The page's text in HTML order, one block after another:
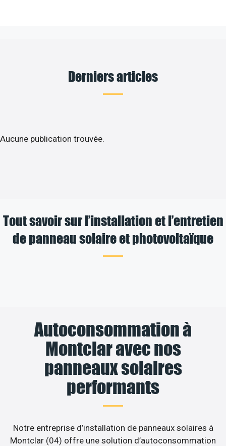
Derniers articles
Aucune publication trouvée.
Tout savoir sur l’installation et l’entretien
de panneau solaire et photovoltaïque
Autoconsommation à
Montclar avec nos
panneaux solaires
performants
Notre entreprise d’installation de panneaux solaires à
Montclar (04) offre une solution d’autoconsommation